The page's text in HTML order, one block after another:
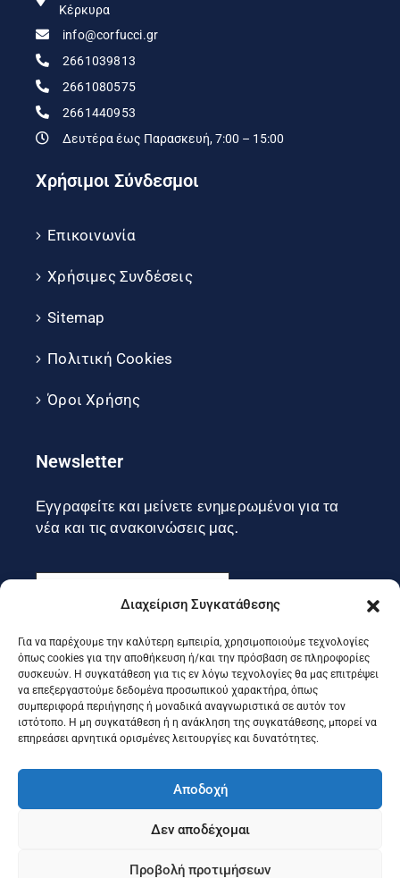
Διαχείριση Συγκατάθεσης
Για να παρέχουμε την καλύτερη εμπειρία, χρησιμοποιούμε τεχνολογίες
όπως cookies για την αποθήκευση ή/και την πρόσβαση σε πληροφορίες
συσκευών. Η συγκατάθεση για τις εν λόγω τεχνολογίες θα μας επιτρέψει
να επεξεργαστούμε δεδομένα προσωπικού χαρακτήρα, όπως
συμπεριφορά περιήγησης ή μοναδικά αναγνωριστικά σε αυτόν τον
ιστότοπο. Η μη συγκατάθεση ή η ανάκληση της συγκατάθεσης, μπορεί να
επηρεάσει αρνητικά ορισμένες λειτουργίες και δυνατότητες.
Αποδοχή
Δεν αποδέχομαι
Προβολή προτιμήσεων
Κέρκυρα
info@corfucci.gr
2661039813
2661080575
2661440953
Δευτέρα έως Παρασκευή, 7:00 – 15:00
Χρήσιμοι Σύνδεσμοι
Επικοινωνία
Χρήσιμες Συνδέσεις
Sitemap
Πολιτική Cookies
Όροι Χρήσης
Newsletter
Εγγραφείτε και μείνετε ενημερωμένοι για τα
νέα και τις ανακοινώσεις μας.
Εγγραφή
Ακολουθήστε μας στα social